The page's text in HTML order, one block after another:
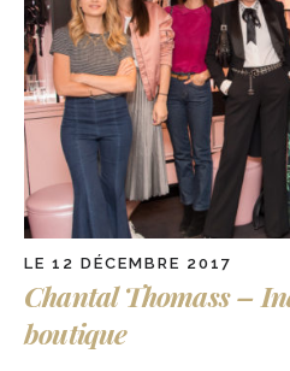
LE 12 DÉCEMBRE 2017
Chantal Thomass –
boutique